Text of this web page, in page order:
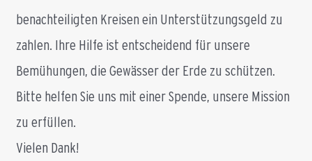
benachteiligten Kreisen ein Unterstützungsgeld zu
zahlen. Ihre Hilfe ist entscheidend für unsere
Bemühungen, die Gewässer der Erde zu schützen.
Bitte helfen Sie uns mit einer Spende, unsere Mission
zu erfüllen.
Vielen Dank!